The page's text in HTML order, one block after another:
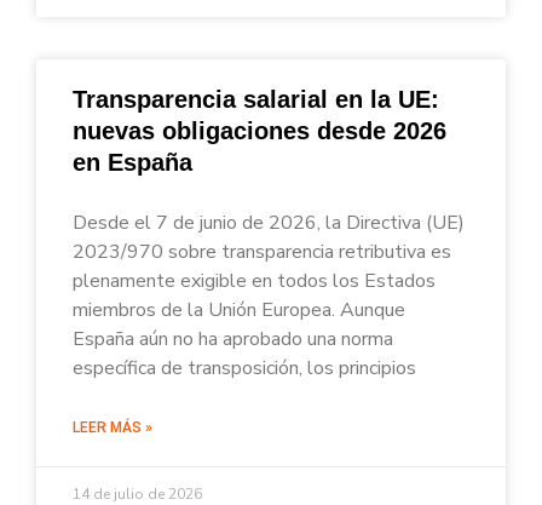
Transparencia salarial en la UE:
nuevas obligaciones desde 2026
en España
Desde el 7 de junio de 2026, la Directiva (UE)
2023/970 sobre transparencia retributiva es
plenamente exigible en todos los Estados
miembros de la Unión Europea. Aunque
España aún no ha aprobado una norma
específica de transposición, los principios
LEER MÁS »
14 de julio de 2026